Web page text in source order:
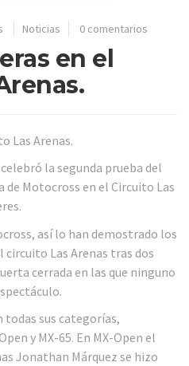
Noticias 0 comentarios
en el
Las Arenas.
la segunda prueba del
Motocross en el Circuito Las
así lo han demostrado los
Las Arenas tras dos
cerrada en las que ninguno
todas sus categorías,
y MX-65. En MX-Open el
Jonathan Márquez se hizo